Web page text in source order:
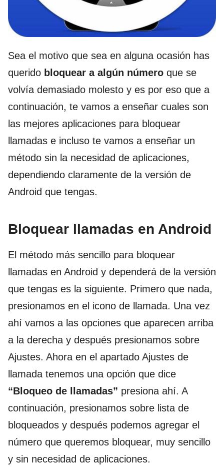
Sea el motivo que sea en alguna ocasión has
querido bloquear a algún número que se
volvía demasiado molesto y es por eso que a
continuación, te vamos a enseñar cuales son
las mejores aplicaciones para bloquear
llamadas e incluso te vamos a enseñar un
método sin la necesidad de aplicaciones,
dependiendo claramente de la versión de
Android que tengas.
Bloquear llamadas en Android
El método más sencillo para bloquear
llamadas en Android y dependerá de la versión
que tengas es la siguiente. Primero que nada,
presionamos en el icono de llamada. Una vez
ahí vamos a las opciones que aparecen arriba
a la derecha y después presionamos sobre
Ajustes. Ahora en el apartado Ajustes de
llamada tenemos una opción que dice
“Bloqueo de llamadas” presiona ahí. A
continuación, presionamos sobre lista de
bloqueados y después podemos agregar el
número que queremos bloquear, muy sencillo
y sin necesidad de aplicaciones.